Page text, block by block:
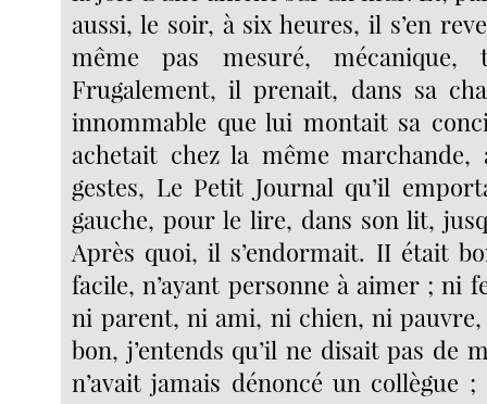
aussi, le soir, à six heures, il s’en
même pas mesuré, mécanique,
Frugalement, il prenait, dans sa
innommable que lui montait sa
achetait chez la même marchande,
gestes, Le Petit Journal qu’il
gauche, pour le lire, dans son lit,
Après quoi, il s’endormait. II était
facile, n’ayant personne à aimer ; ni
ni parent, ni ami, ni chien, ni
bon, j’entends qu’il ne disait pas de
n’avait jamais dénoncé un collègue